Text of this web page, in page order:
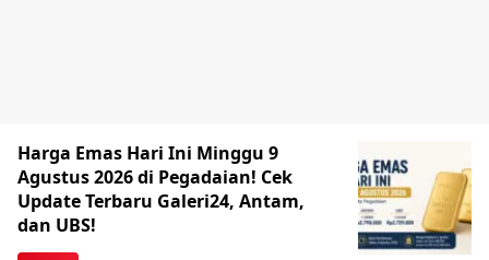
Harga Emas Hari Ini Minggu 9
Agustus 2026 di Pegadaian! Cek
Update Terbaru Galeri24, Antam,
dan UBS!